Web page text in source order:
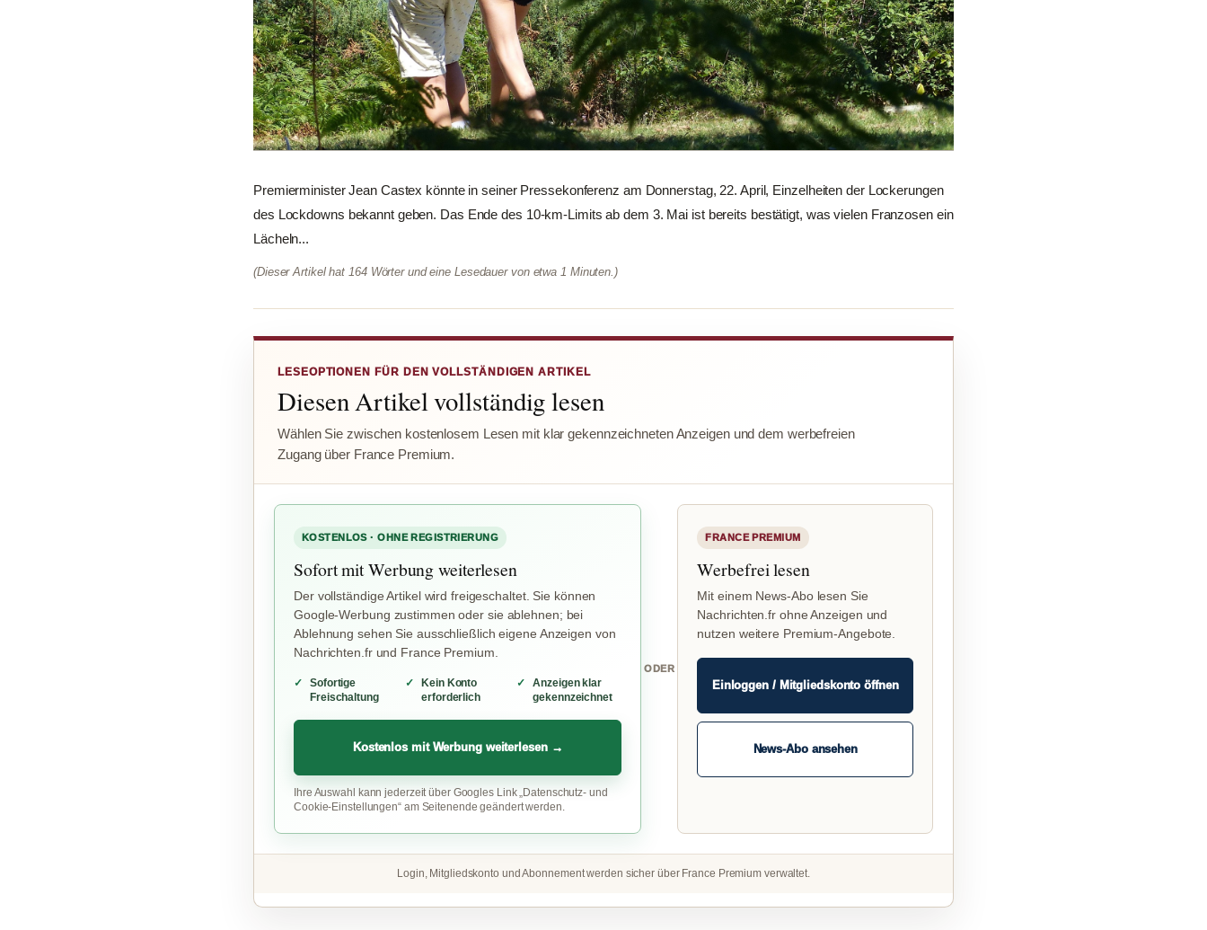
Premierminister Jean Castex könnte in seiner Pressekonferenz am Donnerstag, 22. April, Einzelheiten der Lockerungen
des Lockdowns bekannt geben. Das Ende des 10-km-Limits ab dem 3. Mai ist bereits bestätigt, was vielen Franzosen ein
Lächeln...
(Dieser Artikel hat 164 Wörter und eine Lesedauer von etwa 1 Minuten.)
LESEOPTIONEN FÜR DEN VOLLSTÄNDIGEN ARTIKEL
Diesen Artikel vollständig lesen
Wählen Sie zwischen kostenlosem Lesen mit klar gekennzeichneten Anzeigen und dem werbefreien
Zugang über France Premium.
KOSTENLOS · OHNE REGISTRIERUNG
Sofort mit Werbung weiterlesen
Der vollständige Artikel wird freigeschaltet. Sie können
Google-Werbung zustimmen oder sie ablehnen; bei
Ablehnung sehen Sie ausschließlich eigene Anzeigen von
Nachrichten.fr und France Premium.
Sofortige
Freischaltung
Kein Konto
erforderlich
Anzeigen klar
gekennzeichnet
Kostenlos mit Werbung weiterlesen →
Ihre Auswahl kann jederzeit über Googles Link „Datenschutz- und
Cookie-Einstellungen“ am Seitenende geändert werden.
ODER
FRANCE PREMIUM
Werbefrei lesen
Mit einem News-Abo lesen Sie
Nachrichten.fr ohne Anzeigen und
nutzen weitere Premium-Angebote.
Einloggen / Mitgliedskonto öffnen
News-Abo ansehen
Login, Mitgliedskonto und Abonnement werden sicher über France Premium verwaltet.